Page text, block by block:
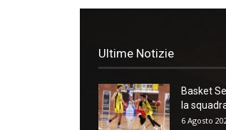
Ultime Notizie
Basket
la
6 Agosto